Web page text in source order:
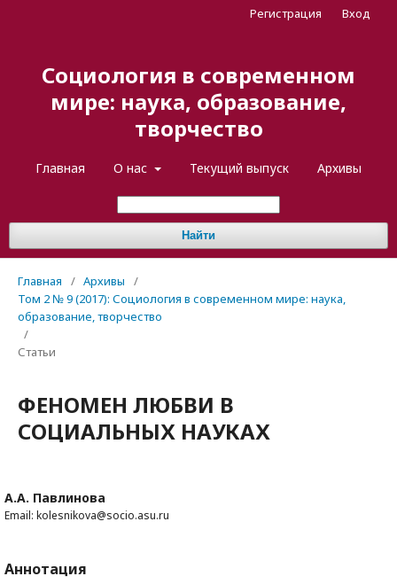
Социология в современном
мире: наука, образование,
творчество
Главная О нас Текущий выпуск Архивы
Найти
Регистрация Вход
Главная / Архивы
/
Том 2 № 9 (2017): Социология в современном мире: наука,
образование, творчество
/
Статьи
ФЕНОМЕН ЛЮБВИ В
СОЦИАЛЬНЫХ НАУКАХ
А.А. Павлинова
Email: kolesnikova@socio.asu.ru
Аннотация